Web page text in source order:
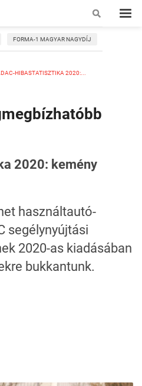
FORMA-1 MAGYAR NAGYDÍJ
HIBASTATISZTIKA 2020:...
2020: kemény
használtautó-
segélynyújtási
2020-as kiadásában
bukkantunk.